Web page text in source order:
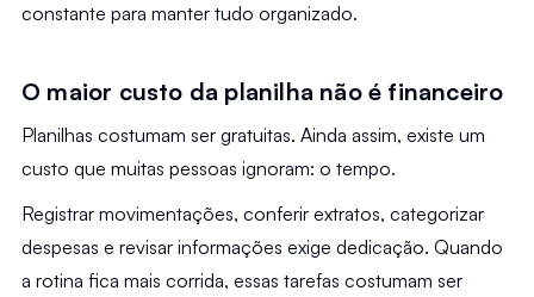
constante para manter tudo organizado.
O maior custo da planilha não é financeiro
Planilhas costumam ser gratuitas. Ainda assim, existe um
custo que muitas pessoas ignoram: o tempo.
Registrar movimentações, conferir extratos, categorizar
despesas e revisar informações exige dedicação. Quando
a rotina fica mais corrida, essas tarefas costumam ser